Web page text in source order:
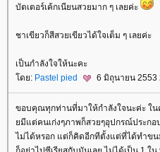
บัตเตอร์เค้กเนียนสวยมาก ๆ เลยค่ะ
ชาเขียวก็สีสวยเขียวได้ใจเต็ม ๆ เลยค่ะ
เป็นกำลังใจให้นะคะ
ดย: Pastel pied 6 มิถุนายน 2553
ขอบคุณทุกท่านที่มาให้กำลังใจนะค่ะ ใน
มีแต่คนเก่งๆภาพก็สวยๆอุปกรณ์ประกอ
ไม่ได้หรอก แต่ก็คิดอีกทีตั้งแต่ที่ได้ทำขน